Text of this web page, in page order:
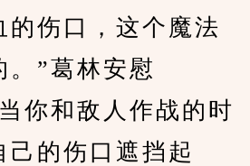
的伤口，这个魔法
。”葛林安慰
你和敌人作战的时
己的伤口遮挡起